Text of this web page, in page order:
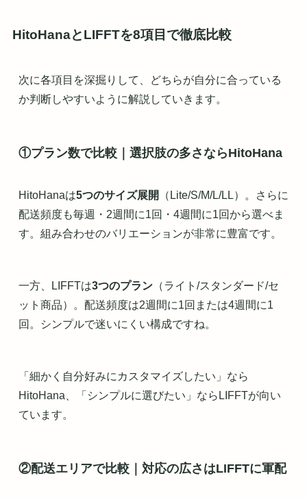
HitoHanaとLIFFTを8項目で徹底比較
次に各項目を深掘りして、どちらが自分に合っている
か判断しやすいように解説していきます。
①プラン数で比較｜選択肢の多さならHitoHana
HitoHanaは5つのサイズ展開
（Lite/S/M/L/LL）。さらに
配送頻度も毎週・2週間に1回・4週間に1回から選べま
す。組み合わせのバリエーションが非常に豊富です。
一方、LIFFTは3つのプラン（ライト/スタンダード/セ
ット商品）。配送頻度は2週間に1回または4週間に1
回。シンプルで迷いにくい構成ですね。
「細かく自分好みにカスタマイズしたい」なら
HitoHana、「シンプルに選びたい」ならLIFFTが向い
ています。
②配送エリアで比較｜対応の広さはLIFFTに軍配